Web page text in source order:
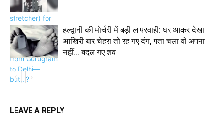
हल्द्वानी की मोर्चरी में बड़ी लापरवाही: घर आकर देखा
आखिरी बार चेहरा तो रह गए दंग, पता चला वो अपना
नहीं… बदल गए शव
LEAVE A REPLY